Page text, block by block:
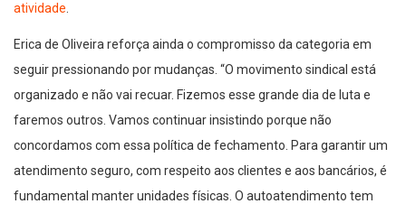
atividade
Erica de Oliveira reforça ainda o compromisso da categoria em
seguir pressionando por mudanças. “O movimento sindical está
organizado e não vai recuar. Fizemos esse grande dia de luta e
faremos outros. Vamos continuar insistindo porque não
concordamos com essa política de fechamento. Para garantir um
atendimento seguro, com respeito aos clientes e aos bancários, é
fundamental manter unidades físicas. O autoatendimento tem